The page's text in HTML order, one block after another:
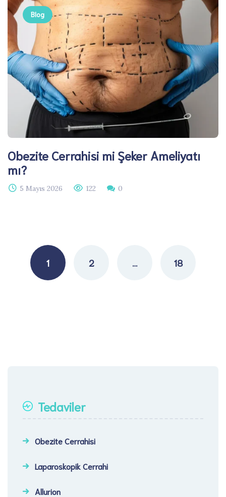
Blog
Obezite Cerrahisi mi Şeker Ameliyatı
mı?
5 Mayıs 2026 122 0
Posts
navigation
1 2 … 18
Tedaviler
Obezite Cerrahisi
Laparoskopik Cerrahi​
Allurion